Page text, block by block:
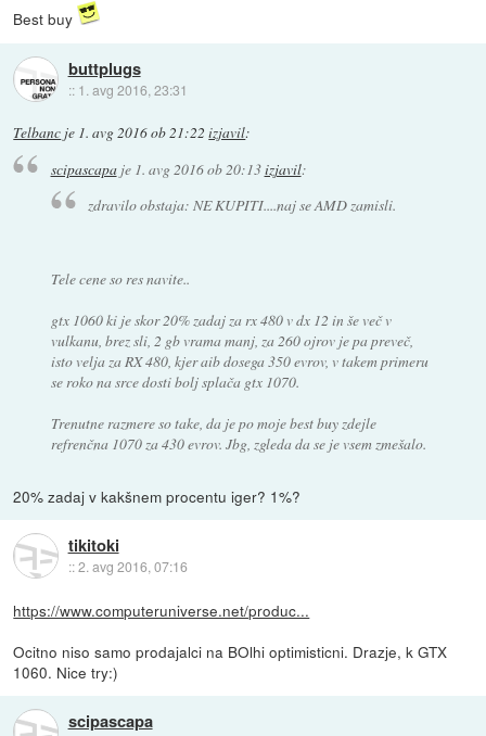
Best buy
buttplugs
:: 1. avg 2016, 23:31
Telbanc je 1. avg 2016 ob 21:22 izjavil:
scipascapaje 1. avg 2016 ob 20:13izjavil:
zdravilo obstaja: NE KUPITI....naj se AMD zamisli.
Tele cene so res navite..
gtx 1060 ki je skor 20% zadaj za rx 480 v dx 12 in še več v
vulkanu, brez sli, 2 gb vrama manj, za 260 ojrov je pa preveč,
isto velja za RX 480, kjer aib dosega 350 evrov, v takem primeru
se roko na srce dosti bolj splača gtx 1070.
Trenutne razmere so take, da je po moje best buy zdejle
refrenčna 1070 za 430 evrov. Jbg, zgleda da se je vsem zmešalo.
20% zadaj v kakšnem procentu iger? 1%?
tikitoki
::2. avg 2016, 07:16
https://www.computeruniverse.net/produc...
Ocitno niso samo prodajalci na BOlhi optimisticni. Drazje, k GTX
1060. Nice try:)
scipascapa